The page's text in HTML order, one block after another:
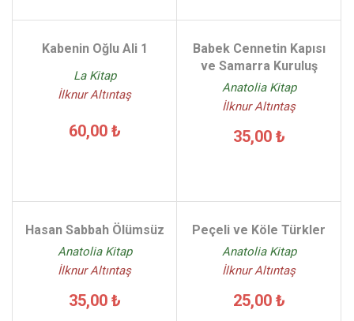
Kabenin Oğlu Ali 1
La Kitap
İlknur Altıntaş
60,00 ₺
Babek Cennetin Kapısı
ve Samarra Kuruluş
Anatolia Kitap
İlknur Altıntaş
35,00 ₺
Hasan Sabbah Ölümsüz
Anatolia Kitap
İlknur Altıntaş
35,00 ₺
Peçeli ve Köle Türkler
Anatolia Kitap
İlknur Altıntaş
25,00 ₺